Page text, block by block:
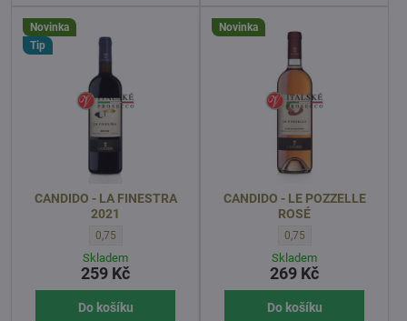
Novinka
Tip
CANDIDO - LA FINESTRA
2021
CANDIDO - LA FINESTRA 2021 - OBJEM l:
0,75
Skladem
259 Kč
Do košíku
Novinka
CANDIDO - LE POZZELLE
ROSÉ
CANDIDO - LE
0,75
Skladem
269 Kč
Do košíku